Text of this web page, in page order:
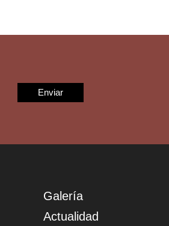
Galería
Actualidad